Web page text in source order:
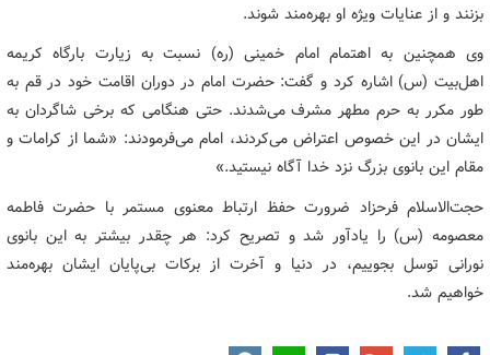
بزنند و از عنایات ویژه او بهره‌مند شوند.
وی همچنین به اهتمام امام خمینی (ره) نسبت به زیارت بارگاه کریمه
اهل‌بیت (س) اشاره کرد و گفت: حضرت امام در دوران اقامت خود در قم به
طور مکرر به حرم مطهر مشرف می‌شدند. حتی هنگامی که برخی شاگردان به
ایشان در این خصوص اعتراض می‌کردند، امام می‌فرمودند: «شما از کرامات و
مقام این بانوی بزرگ نزد خدا آگاه نیستید.»
حجت‌الاسلام فرحزاد ضرورت حفظ ارتباط معنوی مستمر با حضرت فاطمه
معصومه (س) را یادآور شد و تصریح کرد: هر چقدر بیشتر به این بانوی
نورانی توسل بجوییم، در دنیا و آخرت از برکات بی‌پایان ایشان بهره‌مند
خواهیم شد.